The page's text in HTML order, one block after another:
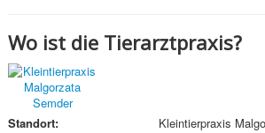
Wo ist die Tierarztpraxis?
Standort:
Kleintierpraxis